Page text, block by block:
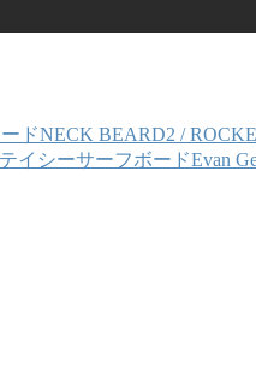
NECK BEARD2 /
Evan